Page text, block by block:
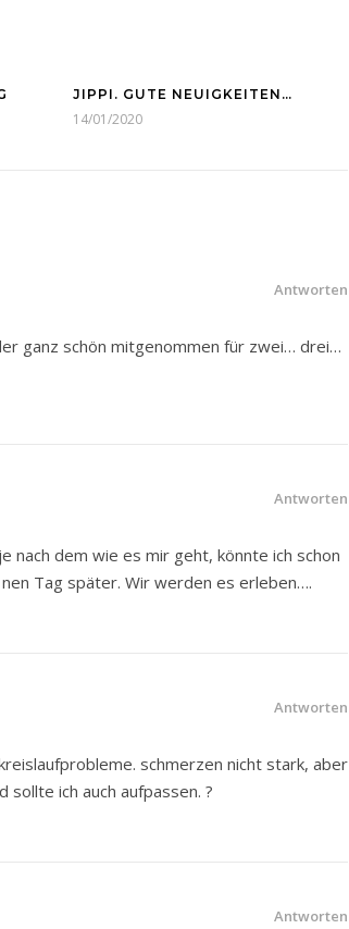
JIPPI. GUTE NEUIGKEITEN…
14/01/2020
Antworten
ganz schön mitgenommen für zwei… drei…
Antworten
nach dem wie es mir geht, könnte ich schon
Tag später. Wir werden es erleben….
Antworten
schmerzen nicht stark, aber
ich auch aufpassen. ?
Antworten